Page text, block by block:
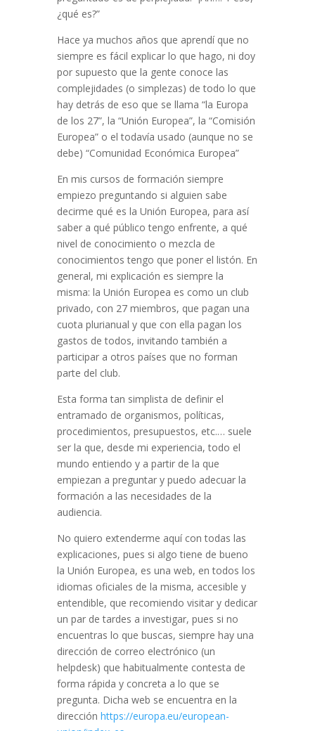
¿qué es?”
Hace ya muchos años que aprendí que no
siempre es fácil explicar lo que hago, ni doy
por supuesto que la gente conoce las
complejidades (o simplezas) de todo lo que
hay detrás de eso que se llama “la Europa
de los 27”, la “Unión Europea”, la “Comisión
Europea” o el todavía usado (aunque no se
debe) “Comunidad Económica Europea”
En mis cursos de formación siempre
empiezo preguntando si alguien sabe
decirme qué es la Unión Europea, para así
saber a qué público tengo enfrente, a qué
nivel de conocimiento o mezcla de
conocimientos tengo que poner el listón. En
general, mi explicación es siempre la
misma: la Unión Europea es como un club
privado, con 27 miembros, que pagan una
cuota plurianual y que con ella pagan los
gastos de todos, invitando también a
participar a otros países que no forman
parte del club.
Esta forma tan simplista de definir el
entramado de organismos, políticas,
procedimientos, presupuestos, etc.… suele
ser la que, desde mi experiencia, todo el
mundo entiendo y a partir de la que
empiezan a preguntar y puedo adecuar la
formación a las necesidades de la
audiencia.
No quiero extenderme aquí con todas las
explicaciones, pues si algo tiene de bueno
la Unión Europea, es una web, en todos los
idiomas oficiales de la misma, accesible y
entendible, que recomiendo visitar y dedicar
un par de tardes a investigar, pues si no
encuentras lo que buscas, siempre hay una
dirección de correo electrónico (un
helpdesk) que habitualmente contesta de
forma rápida y concreta a lo que se
pregunta. Dicha web se encuentra en la
dirección https://europa.eu/european-